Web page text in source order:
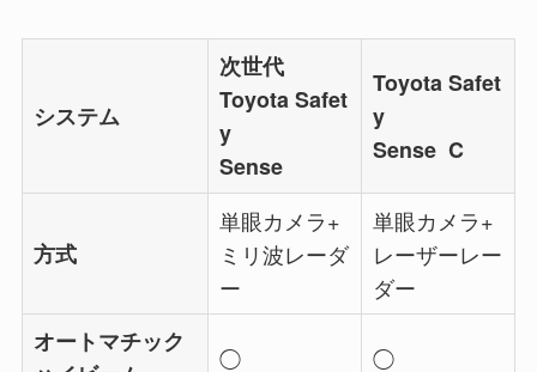
システム
次世代
Toyota Safet
y
Sense
Toyota Safet
y
Sense C
方式
単眼カメラ+
ミリ波レーダ
ー
単眼カメラ+
レーザーレー
ダー
オートマチック
◯ ◯